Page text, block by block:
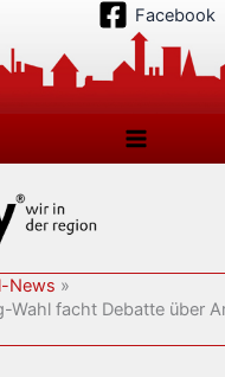
Facebook
News
Wahl facht Debatte über